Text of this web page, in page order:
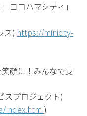
ヨコハマシティ」
ス( https://minicity-
顔に！みんなで支
スプロジェクト(
index.html)